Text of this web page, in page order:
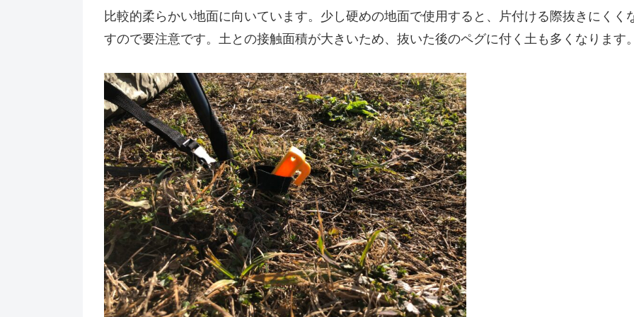
比較的柔らかい地面に向いています。少し硬めの地面で使用すると、片付ける際抜きにくく
すので要注意です。土との接触面積が大きいため、抜いた後のペグに付く土も多くなります。